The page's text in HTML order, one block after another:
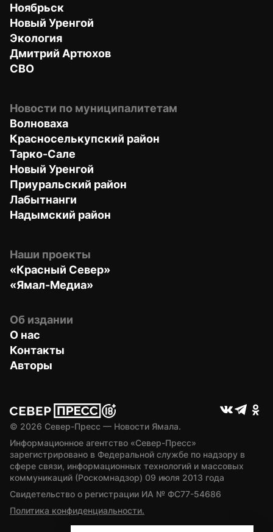
Ноябрьск
Новый Уренгой
Экология
Дмитрий Артюхов
СВО
Новости по муниципалитетам
Волноваха
Красноселькупский район
Тарко-Сале
Новый Уренгой
Приуральский район
Лабытнанги
Надымский район
Наши проекты
«Красный Север»
«Ямал-Медиа»
Об издании
О нас
Контакты
Авторы
© 2026 Север-Пресс — Новости Ямала.
Информационное агентство «Север-Пресс»
зарегистрировано в Федеральной службе по надзору в
сфере связи, информационных технологий и массовых
коммуникаций (Роскомнадзор) 09 июля 2013 года
Свидетельство о регистрации ИА № ФС77-54686
Политика конфиденциальности.